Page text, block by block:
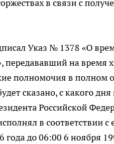
в связи с
Указ № 1378 «О
передававший на время
полномочия в
сказано, с какого
Российской
в соответствии с
до 06:00 6 ноября